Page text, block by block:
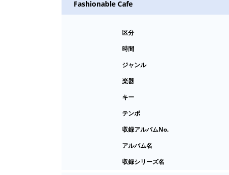
Fashionable Cafe
区分
時間
ジャンル
楽器
キー
テンポ
収録アルバムNo.
アルバム名
収録シリーズ名